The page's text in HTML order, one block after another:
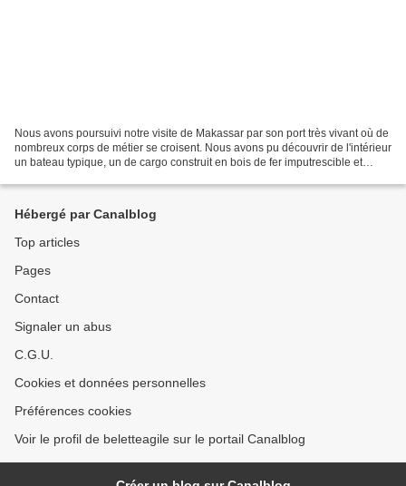
Nous avons poursuivi notre visite de Makassar par son port très vivant où de
nombreux corps de métier se croisent. Nous avons pu découvrir de l'intérieur
un bateau typique, un de cargo construit en bois de fer imputrescible et
Hébergé par Canalblog
Top articles
Pages
Contact
Signaler un abus
C.G.U.
Cookies et données personnelles
Préférences cookies
Voir le profil de beletteagile sur le portail Canalblog